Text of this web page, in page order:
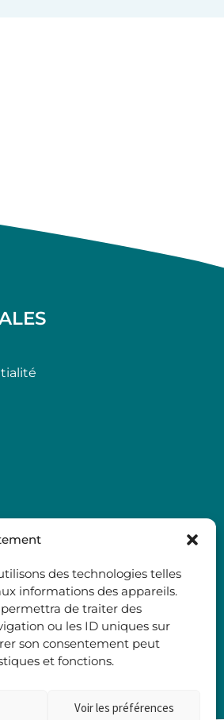
des technologies telles
informations des appareils.
de traiter des
ou les ID uniques sur
son consentement peut
et fonctions.
Voir les préférences